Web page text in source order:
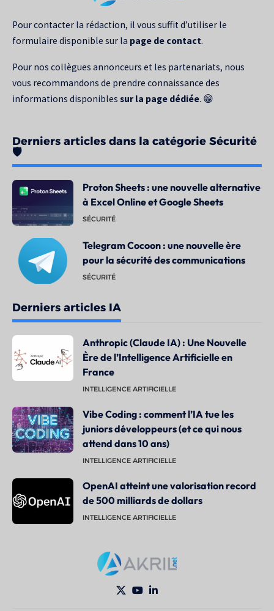
Pour contacter la rédaction, il vous suffit d’utiliser le
formulaire disponible sur la page de contact.
Pour nos collègues annonceurs et les partenariats, nous
vous recommandons de prendre connaissance des
informations disponibles sur la page dédiée. 😁
Derniers articles dans la catégorie Sécurité
🛡️
Proton Sheets : une nouvelle alternative
à Excel Online et Google Sheets
SÉCURITÉ
Telegram Cocoon : une nouvelle ère
pour la sécurité des communications
SÉCURITÉ
Derniers articles IA
Anthropic (Claude IA) : Une Nouvelle
Ère de l’Intelligence Artificielle en
France
INTELLIGENCE ARTIFICIELLE
Vibe Coding : comment l’IA tue les
juniors développeurs (et ce qui nous
attend dans 10 ans)
INTELLIGENCE ARTIFICIELLE
OpenAI atteint une valorisation record
de 500 milliards de dollars
INTELLIGENCE ARTIFICIELLE